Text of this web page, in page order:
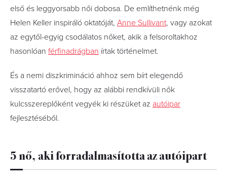
első és leggyorsabb női dobosa. De említhetnénk még
Helen Keller inspiráló oktatóját, Anne Sullivant, vagy azokat
az egytől-egyig csodálatos nőket, akik a felsoroltakhoz
hasonlóan férfinadrágban írtak történelmet.
És a nemi diszkrimináció ahhoz sem bírt elegendő
visszatartó erővel, hogy az alábbi rendkívüli nők
kulcsszereplőként vegyék ki részüket az autóipar
fejlesztéséből.
5 nő, aki forradalmasította az autóipart